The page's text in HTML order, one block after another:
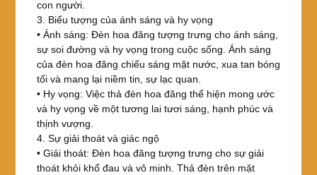
con người.
3. Biểu tượng của ánh sáng và hy vọng
• Ánh sáng: Đèn hoa đăng tượng trưng cho ánh sáng,
sự soi đường và hy vọng trong cuộc sống. Ánh sáng
của đèn hoa đăng chiếu sáng mặt nước, xua tan bóng
tối và mang lại niềm tin, sự lạc quan.
• Hy vọng: Việc thả đèn hoa đăng thể hiện mong ước
và hy vọng về một tương lai tươi sáng, hạnh phúc và
thịnh vượng.
4. Sự giải thoát và giác ngộ
• Giải thoát: Đèn hoa đăng tượng trưng cho sự giải
thoát khỏi khổ đau và vô minh. Thả đèn trên mặt